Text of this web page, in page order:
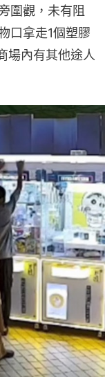
圍觀，未有阻
口拿走1個塑膠
場內有其他途人